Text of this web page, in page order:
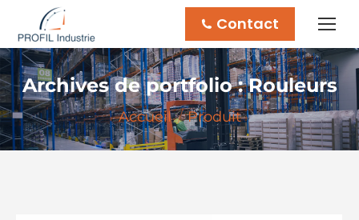
Contact
Archives de portfolio :Rouleurs
Vous êtes ici :
Accueil Produit